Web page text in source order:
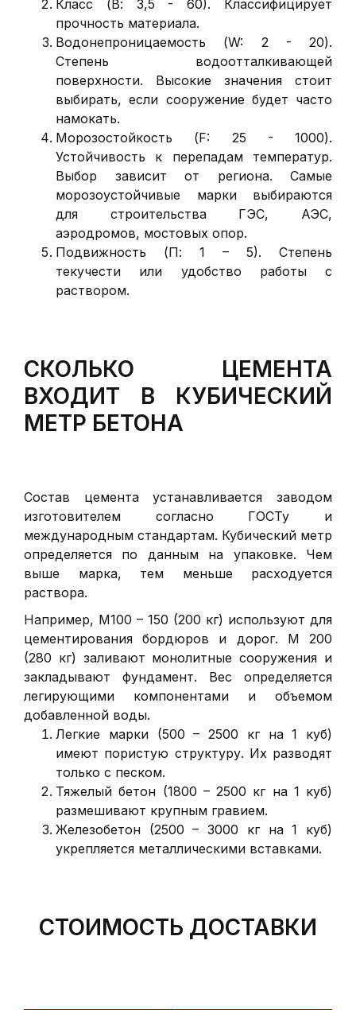
Класс (В: 3,5 - 60). Классифицирует
прочность материала.
Водонепроницаемость (W: 2 - 20).
Степень водоотталкивающей
поверхности. Высокие значения стоит
выбирать, если сооружение будет часто
намокать.
Морозостойкость (F: 25 - 1000).
Устойчивость к перепадам температур.
Выбор зависит от региона. Самые
морозоустойчивые марки выбираются
для строительства ГЭС, АЭС,
аэродромов, мостовых опор.
Подвижность (П: 1 – 5). Степень
текучести или удобство работы с
раствором.
СКОЛЬКО ЦЕМЕНТА
ВХОДИТ В КУБИЧЕСКИЙ
МЕТР БЕТОНА
Состав цемента устанавливается заводом
изготовителем согласно ГОСТу и
международным стандартам. Кубический метр
определяется по данным на упаковке. Чем
выше марка, тем меньше расходуется
раствора.
Например, М100 – 150 (200 кг) используют для
цементирования бордюров и дорог. М 200
(280 кг) заливают монолитные сооружения и
закладывают фундамент. Вес определяется
легирующими компонентами и объемом
добавленной воды.
Легкие марки (500 – 2500 кг на 1 куб)
имеют пористую структуру. Их разводят
только с песком.
Тяжелый бетон (1800 – 2500 кг на 1 куб)
размешивают крупным гравием.
Железобетон (2500 – 3000 кг на 1 куб)
укрепляется металлическими вставками.
СТОИМОСТЬ ДОСТАВКИ